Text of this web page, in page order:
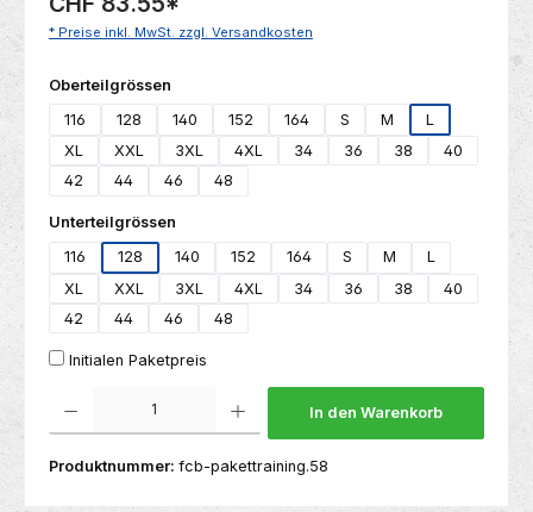
* Preise inkl. MwSt. zzgl. Versandkosten
Oberteilgrössen
116
128 140 152 164 S M
L
XL
XXL 3XL 4XL 34 36 38
40
42
44 46 48
Unterteilgrössen
116
128 140 152 164 S M
L
XL
XXL 3XL 4XL 34 36 38
40
42
44 46 48
Initialen Paketpreis
In den Warenkorb
Produktnummer: fcb-pakettraining.58